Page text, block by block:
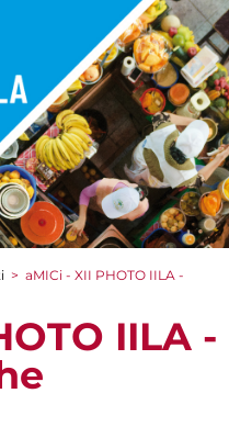
> aMICi - XII PHOTO IILA -
IILA -